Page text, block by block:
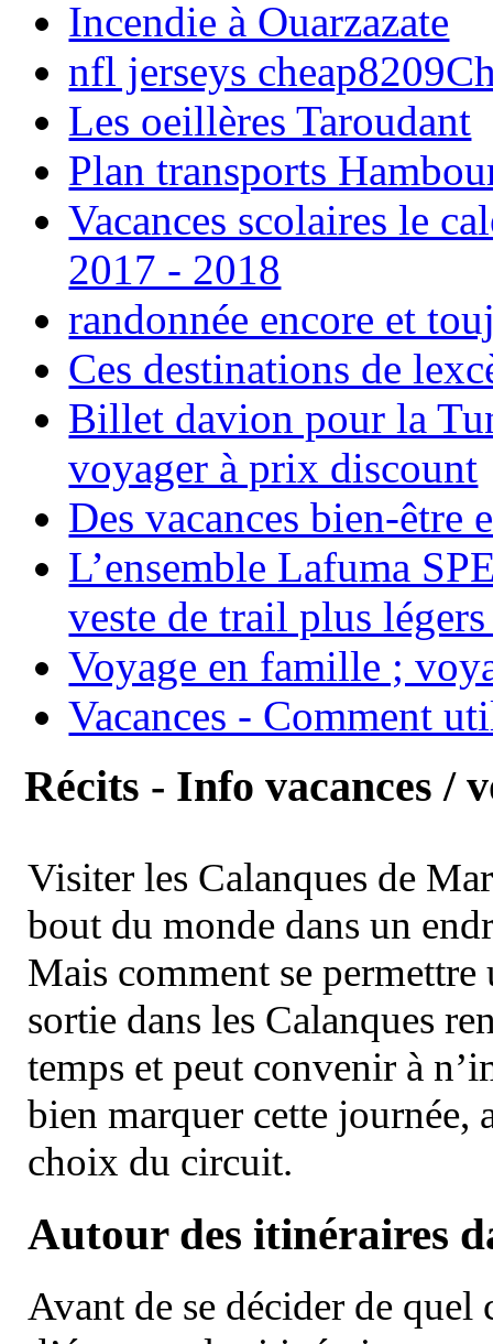
Incendie à Ouarzazate
nfl jerseys
Les oeillères Taroudant
Plan transports
Vacances scolaires le
2017 - 2018
randonnée encore et
Ces destinations de
Billet davion pour la
voyager à prix discount
Des vacances bien-être
L’ensemble Lafuma
veste de trail plus
Voyage en famille ;
Vacances - Comment
Récits - Info vacances /
Visiter les Calanques de
bout du monde dans un
Mais comment se permettre
sortie dans les Calanques
temps et peut convenir à
bien marquer cette journée,
choix du circuit.
Autour des itinéraires
Avant de se décider de